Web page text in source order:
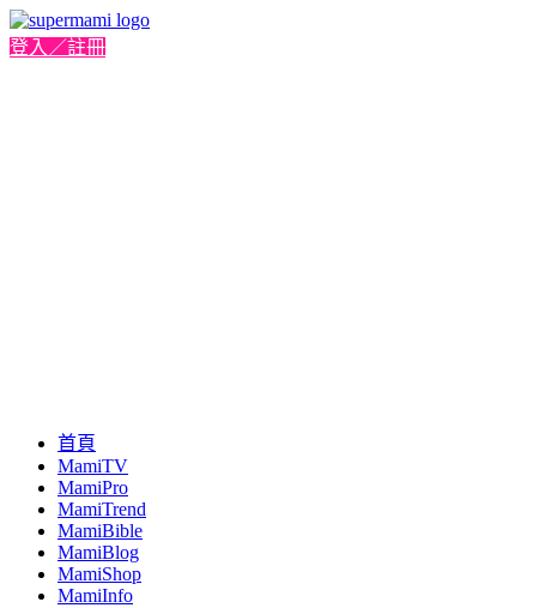
登入／註冊
首頁
MamiTV
MamiPro
MamiTrend
MamiBible
MamiBlog
MamiShop
MamiInfo